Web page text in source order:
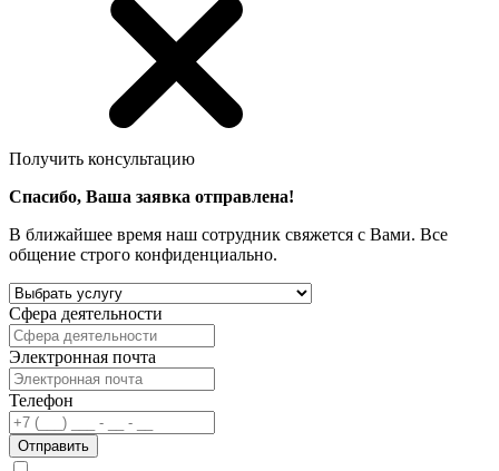
Получить консультацию
Спасибо, Ваша заявка отправлена!
В ближайшее время наш сотрудник свяжется с Вами. Все
общение строго конфиденциально.
Сфера деятельности
Электронная почта
Телефон
Отправить